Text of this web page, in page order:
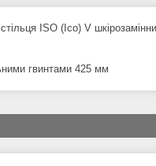
ISO (Ісо) V
гвинтами 425 мм